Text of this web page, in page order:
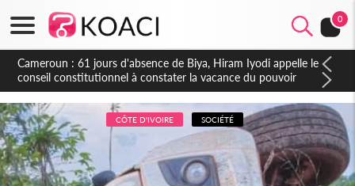
0
Côte d'Ivoire : Fin de la pagaille au PDCI-RDA, Lessiehi bannit
les mouvements sauvages
CÔTE D'IVOIRE SOCIÉTÉ